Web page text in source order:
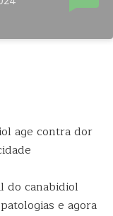
do canabidiol
e agora